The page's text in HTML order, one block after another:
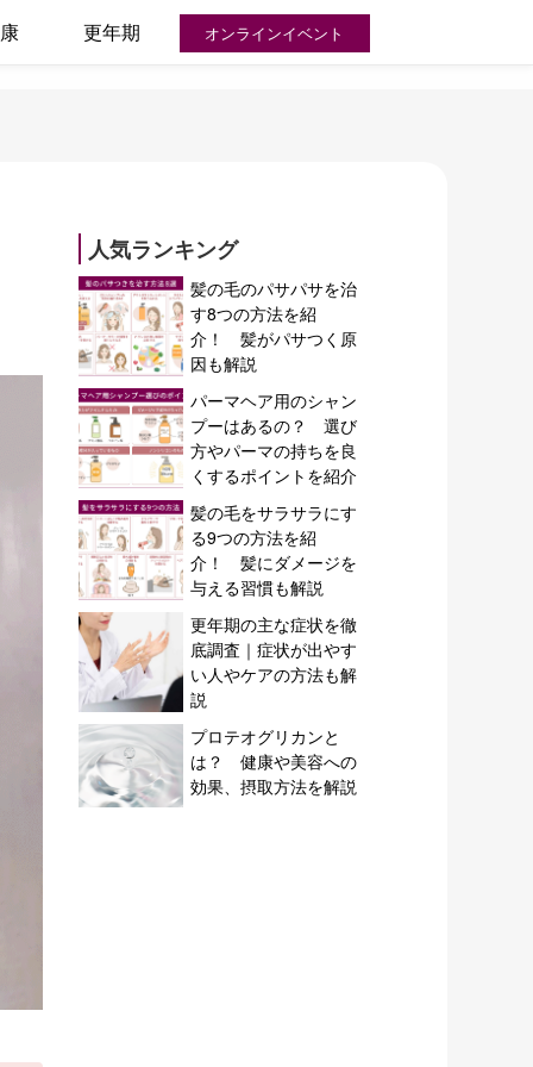
更年期 オンラインイベント
人気ランキング
髪の毛のパサパサを治
す8つの方法を紹
介！ 髪がパサつく原
因も解説
パーマヘア用のシャン
プーはあるの？ 選び
方やパーマの持ちを良
くするポイントを紹介
髪の毛をサラサラにす
る9つの方法を紹
介！ 髪にダメージを
与える習慣も解説
更年期の主な症状を徹
底調査｜症状が出やす
い人やケアの方法も解
説
プロテオグリカンと
は？ 健康や美容への
効果、摂取方法を解説